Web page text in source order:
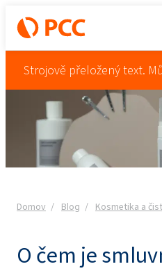
Strojově přeložený text.
Domov Blog Kosmetika a
O čem je